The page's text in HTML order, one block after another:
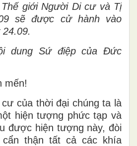
Thế giới Người Di cư và Tị
sẽ được cử hành vào
09.
dung Sứ điệpcủa Đức
mến!
cư của thời đại chúng ta là
hiện tượng phức tạp và
được hiện tượng này, đòi
cẩn thận tất cả các khía